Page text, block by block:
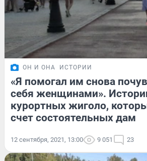
ОН И ОНА ИСТОРИИ
«Я помогал им снова
себя женщинами».
курортных жиголо,
счет состоятельных дам
12 сентября, 2021, 13:00 9 051 23